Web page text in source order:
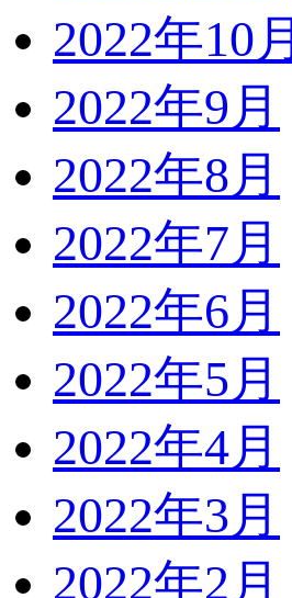
2022年10月
2022年9月
2022年8月
2022年7月
2022年6月
2022年5月
2022年4月
2022年3月
2022年2月